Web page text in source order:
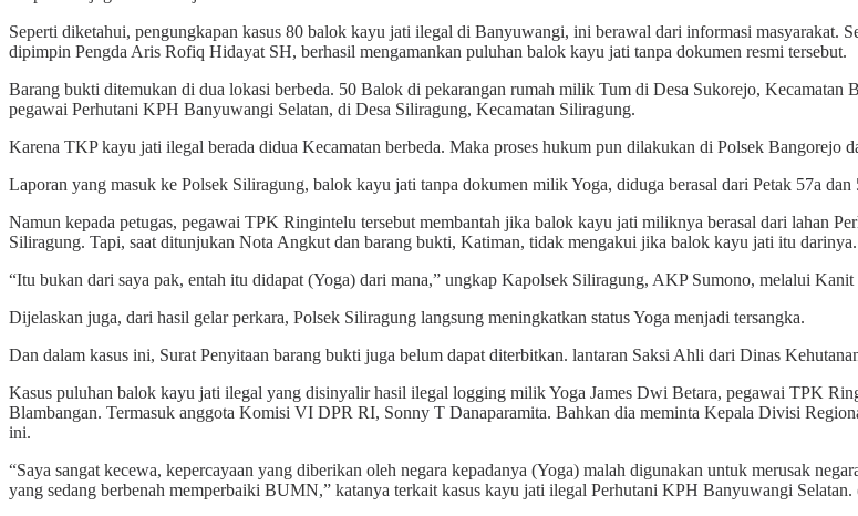
Seperti diketahui, pengungkapan kasus 80 balok kayu jati ilegal di Banyuwangi, ini berawal dari informasi masyarakat.
dipimpin Pengda Aris Rofiq Hidayat SH, berhasil mengamankan puluhan balok kayu jati tanpa dokumen resmi tersebut.
Barang bukti ditemukan di dua lokasi berbeda. 50 Balok di pekarangan rumah milik Tum di Desa Sukorejo, Kecamatan
pegawai Perhutani KPH Banyuwangi Selatan, di Desa Siliragung, Kecamatan Siliragung.
Karena TKP kayu jati ilegal berada didua Kecamatan berbeda. Maka proses hukum pun dilakukan di Polsek Bangorejo
Laporan yang masuk ke Polsek Siliragung, balok kayu jati tanpa dokumen milik Yoga, diduga berasal dari Petak 57a
Namun kepada petugas, pegawai TPK Ringintelu tersebut membantah jika balok kayu jati miliknya berasal dari lahan
Siliragung. Tapi, saat ditunjukan Nota Angkut dan barang bukti, Katiman, tidak mengakui jika balok kayu jati itu darinya.
“Itu bukan dari saya pak, entah itu didapat (Yoga) dari mana,” ungkap Kapolsek Siliragung, AKP Sumono, melalui
Dijelaskan juga, dari hasil gelar perkara, Polsek Siliragung langsung meningkatkan status Yoga menjadi tersangka.
Dan dalam kasus ini, Surat Penyitaan barang bukti juga belum dapat diterbitkan. lantaran Saksi Ahli dari Dinas
Kasus puluhan balok kayu jati ilegal yang disinyalir hasil ilegal logging milik Yoga James Dwi Betara, pegawai TPK
Blambangan. Termasuk anggota Komisi VI DPR RI, Sonny T Danaparamita. Bahkan dia meminta Kepala Divisi
ini.
“Saya sangat kecewa, kepercayaan yang diberikan oleh negara kepadanya (Yoga) malah digunakan untuk merusak
yang sedang berbenah memperbaiki BUMN,” katanya terkait kasus kayu jati ilegal Perhutani KPH Banyuwangi